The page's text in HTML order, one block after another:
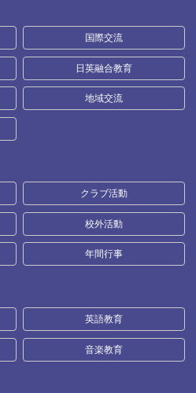
国際交流
日英融合教育
地域交流
クラブ活動
校外活動
年間行事
英語教育
音楽教育